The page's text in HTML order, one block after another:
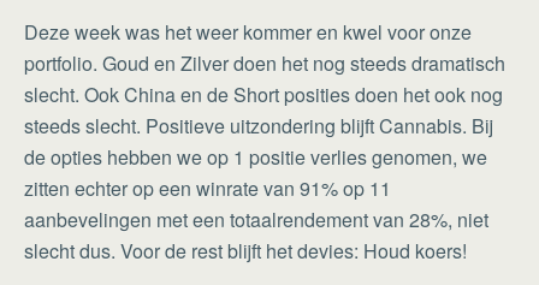
Deze week was het weer kommer en kwel voor onze
portfolio. Goud en Zilver doen het nog steeds dramatisch
slecht. Ook China en de Short posities doen het ook nog
steeds slecht. Positieve uitzondering blijft Cannabis. Bij
de opties hebben we op 1 positie verlies genomen, we
zitten echter op een winrate van 91% op 11
aanbevelingen met een totaalrendement van 28%, niet
slecht dus. Voor de rest blijft het devies: Houd koers!